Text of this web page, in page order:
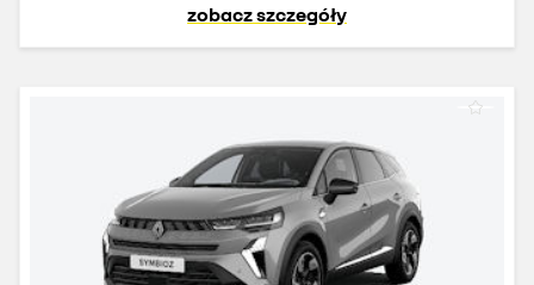
zobacz szczegóły